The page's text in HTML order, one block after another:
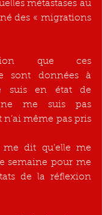
métastases au
des « migrations
que ces
sont données à
suis en état de
me suis pas
n’ai même pas pris
me dit qu’elle me
semaine pour me
de la réflexion